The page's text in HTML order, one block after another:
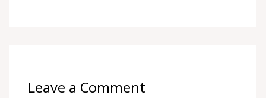
Leave a Comment